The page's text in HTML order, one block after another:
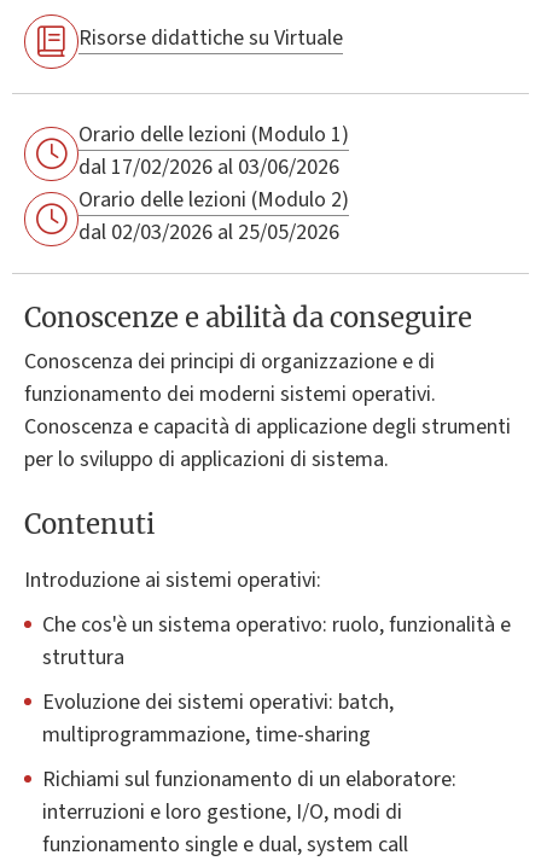
Risorse didattiche su Virtuale
Orario delle lezioni (Modulo 1)
dal 17/02/2026 al 03/06/2026
Orario delle lezioni (Modulo 2)
dal 02/03/2026 al 25/05/2026
Conoscenze e abilità da conseguire
Conoscenza dei principi di organizzazione e di
funzionamento dei moderni sistemi operativi.
Conoscenza e capacità di applicazione degli strumenti
per lo sviluppo di applicazioni di sistema.
Contenuti
Introduzione ai sistemi operativi:
Che cos'è un sistema operativo: ruolo, funzionalità e
struttura
Evoluzione dei sistemi operativi: batch,
multiprogrammazione, time-sharing
Richiami sul funzionamento di un elaboratore:
interruzioni e loro gestione, I/O, modi di
funzionamento single e dual, system call